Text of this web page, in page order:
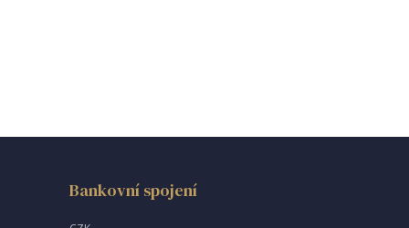
Bankovní spojení